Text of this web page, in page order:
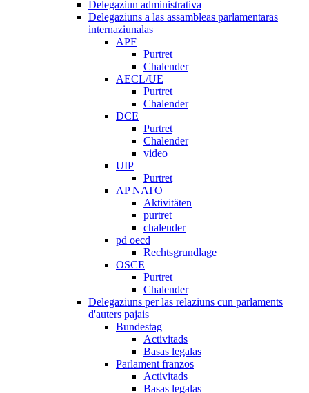
Delegaziun administrativa
Delegaziuns a las assambleas parlamentaras
internaziunalas
APF
Purtret
Chalender
AECL/UE
Purtret
Chalender
DCE
Purtret
Chalender
video
UIP
Purtret
AP NATO
Aktivitäten
purtret
chalender
pd oecd
Rechtsgrundlage
OSCE
Purtret
Chalender
Delegaziuns per las relaziuns cun parlaments
d'auters pajais
Bundestag
Activitads
Basas legalas
Parlament franzos
Activitads
Basas legalas